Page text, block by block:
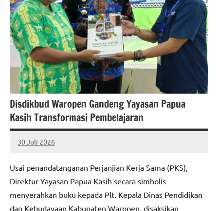
Disdikbud Waropen Gandeng Yayasan Papua
Kasih Transformasi Pembelajaran
30 Juli 2026
MEPAGO
No
Usai penandatanganan Perjanjian Kerja Sama (PKS),
Direktur Yayasan Papua Kasih secara simbolis
menyerahkan buku kepada Plt. Kepala Dinas Pendidikan
dan Kebudayaan Kabupaten Waropen, disaksikan